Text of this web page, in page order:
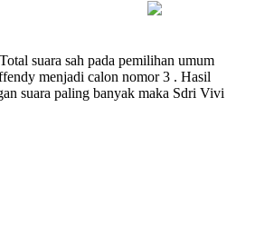
suara sah pada pemilihan umum
menjadi calon nomor 3 . Hasil
suara paling banyak maka Sdri Vivi